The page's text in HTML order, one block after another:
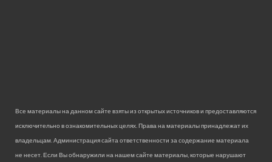
Все материалы на данном сайте взяты из открытых источников и предоставляются
исключительно в ознакомительных целях. Права на материалы принадлежат их
владельцам. Администрация сайта ответственности за содержание материала
не несет. Если Вы обнаружили на нашем сайте материалы, которые нарушают